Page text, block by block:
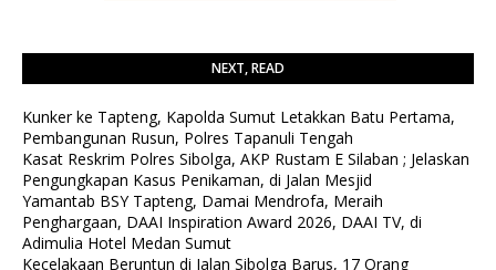
NEXT, READ
Kunker ke Tapteng, Kapolda Sumut Letakkan Batu Pertama,
Pembangunan Rusun, Polres Tapanuli Tengah
Kasat Reskrim Polres Sibolga, AKP Rustam E Silaban ; Jelaskan
Pengungkapan Kasus Penikaman, di Jalan Mesjid
Yamantab BSY Tapteng, Damai Mendrofa, Meraih
Penghargaan, DAAI Inspiration Award 2026, DAAI TV, di
Adimulia Hotel Medan Sumut
Kecelakaan Beruntun di Jalan Sibolga Barus, 17 Orang